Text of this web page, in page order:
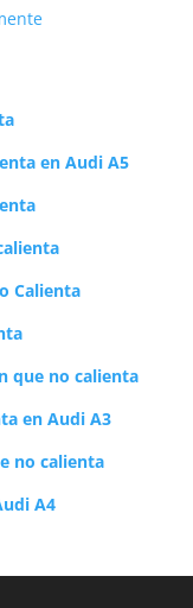
en Audi A5
Calienta
que no calienta
en Audi A3
no calienta
A4